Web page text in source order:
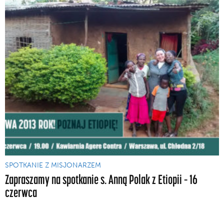
SPOTKANIE Z MISJONARZEM
Zapraszamy na spotkanie s. Anną Polak z Etiopii – 16
czerwca